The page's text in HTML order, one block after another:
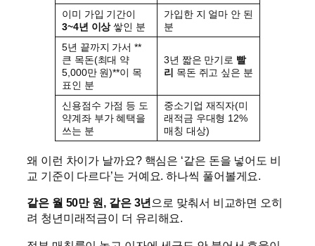
이미 가입 기간이
3~4년 이상쌓인 분
가입한 지 얼마 안 된
분
5년 끝까지 가서 **
큰 목돈(최대 약
5,000만 원)**이 목
표인 분
3년 짧은 만기로 빨
리 목돈 쥐고 싶은 분
신용점수 가점 등 도
약계좌 부가 혜택을
쓰는 분
중소기업 재직자(미
래적금 우대형 12%
매칭 대상)
왜 이런 차이가 날까요? 핵심은 ‘같은 돈을 넣어도 비
교 기준이 다르다’는 거예요. 하나씩 풀어볼게요.
같은 월 50만 원, 같은 3년 으로 맞춰서 비교하면 오히
려 청년미래적금이 더 유리해요.